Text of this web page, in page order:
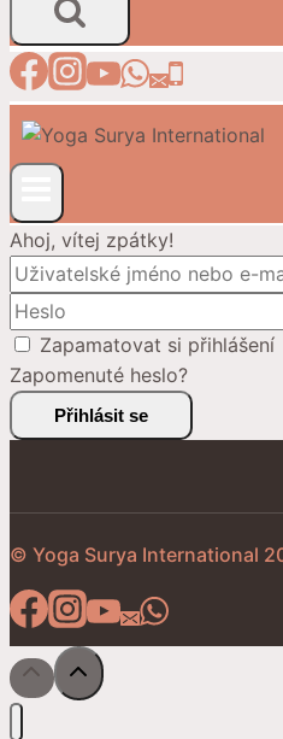
Ahoj, vítej zpátky!
Zapamatovat si přihlášení
Zapomenuté heslo?
Přihlásit se
© Yoga Surya International